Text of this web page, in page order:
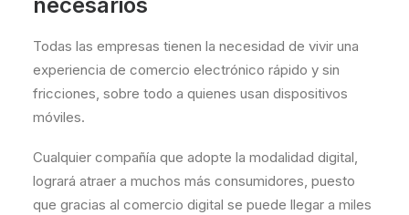
necesarios
Todas las empresas tienen la necesidad de vivir una
experiencia de comercio electrónico rápido y sin
fricciones, sobre todo a quienes usan dispositivos
móviles.
Cualquier compañía que adopte la modalidad digital,
logrará atraer a muchos más consumidores, puesto
que gracias al comercio digital se puede llegar a miles